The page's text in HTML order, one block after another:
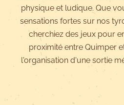
physique et ludique. Que
sensations fortes sur nos
cherchiez des jeux pour
proximité entre Quimper
l'organisation d'une sortie